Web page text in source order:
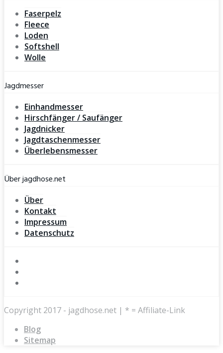
Faserpelz
Fleece
Loden
Softshell
Wolle
Jagdmesser
Einhandmesser
Hirschfänger / Saufänger
Jagdnicker
Jagdtaschenmesser
Überlebensmesser
Über jagdhose.net
Über
Kontakt
Impressum
Datenschutz
Copyright 2017 - jagdhose.net | * = Affiliate-Link
Blog
Sitemap